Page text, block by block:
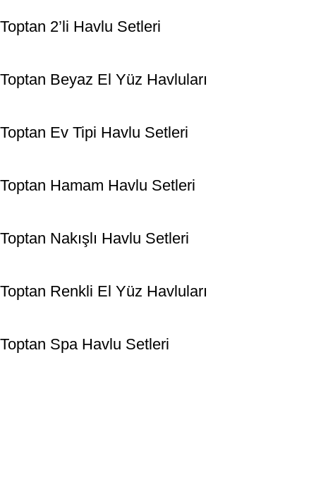
Toptan 2’li Havlu Setleri
Toptan Beyaz El Yüz Havluları
Toptan Ev Tipi Havlu Setleri
Toptan Hamam Havlu Setleri
Toptan Nakışlı Havlu Setleri
Toptan Renkli El Yüz Havluları
Toptan Spa Havlu Setleri